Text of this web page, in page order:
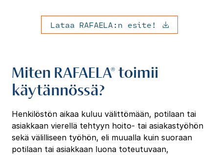
Lataa RAFAELA:n esite!
Miten RAFAELA® toimii
käytännössä?
Henkilöstön aikaa kuluu välittömään, potilaan tai
asiakkaan vierellä tehtyyn hoito- tai asiakastyöhön
sekä välilliseen työhön, eli muualla kuin suoraan
potilaan tai asiakkaan luona toteutuvaan,